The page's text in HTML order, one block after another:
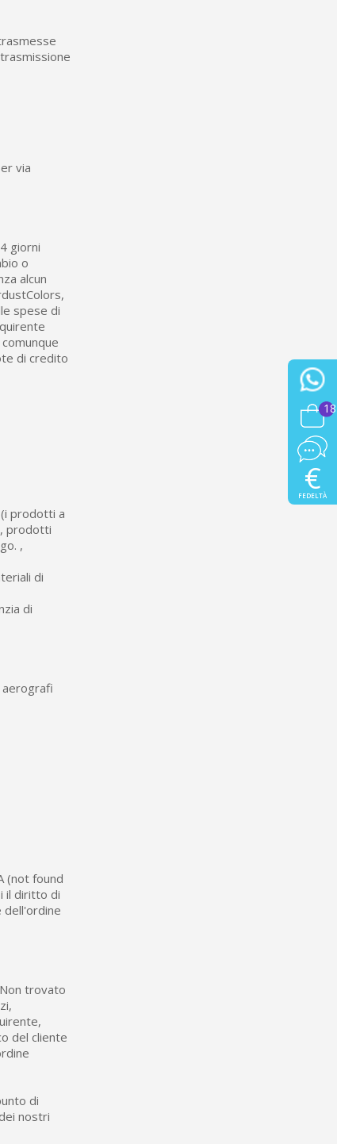
via
giorni
o
alcun
spese di
di credito
prodotti a
prodotti
,
di
di
aerografi
(not found
il diritto di
dell'ordine
trovato
del cliente
di
nostri
18
€
FEDELTÀ